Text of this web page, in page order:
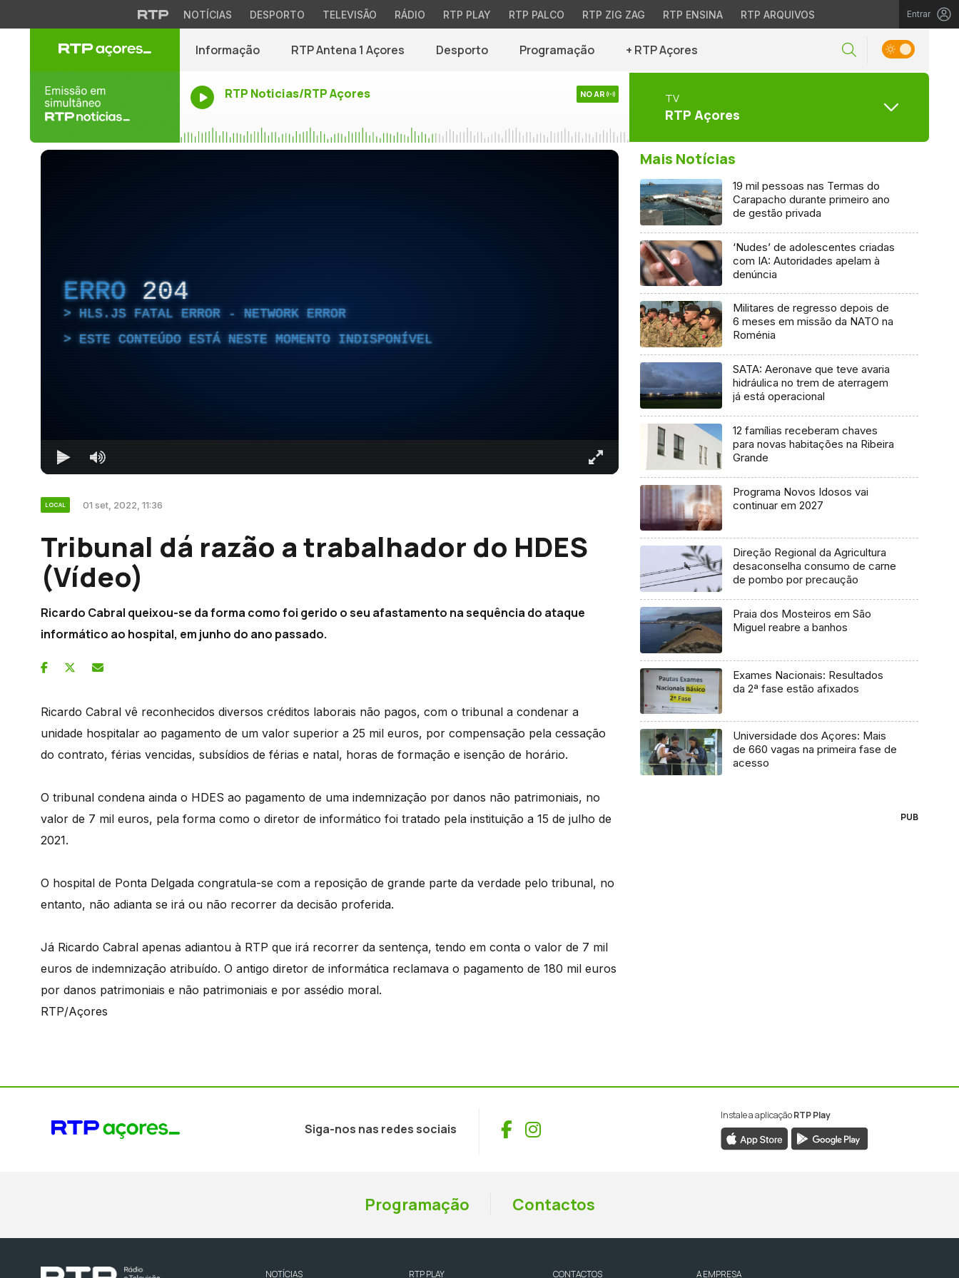
NOTÍCIAS DESPORTO TELEVISÃO RÁDIO RTP PLAY RTP PALCO RTP ZIG ZAG RTP ENSINA RTP ARQUIVOS Entrar
Informação RTP Antena 1 Açores Desporto Programação + RTP Açores
RTP Noticias/RTP Açores NO AR TV
RTP Açores
ERRO 204
HLS.JS FATAL ERROR - NETWORK ERROR
ESTE CONTEÚDO ESTÁ NESTE MOMENTO INDISPONÍVEL
LOCAL 01 set, 2022, 11:36
Tribunal dá razão a trabalhador do HDES
(Vídeo)
Ricardo Cabral queixou-se da forma como foi gerido o seu afastamento na sequência do ataque
informático ao hospital, em junho do ano passado.
Ricardo Cabral vê reconhecidos diversos créditos laborais não pagos, com o tribunal a condenar a
unidade hospitalar ao pagamento de um valor superior a 25 mil euros, por compensação pela cessação
do contrato, férias vencidas, subsídios de férias e natal, horas de formação e isenção de horário.
O tribunal condena ainda o HDES ao pagamento de uma indemnização por danos não patrimoniais, no
valor de 7 mil euros, pela forma como o diretor de informático foi tratado pela instituição a 15 de julho de
2021.
O hospital de Ponta Delgada congratula-se com a reposição de grande parte da verdade pelo tribunal, no
entanto, não adianta se irá ou não recorrer da decisão proferida.
Já Ricardo Cabral apenas adiantou à RTP que irá recorrer da sentença, tendo em conta o valor de 7 mil
euros de indemnização atribuído. O antigo diretor de informática reclamava o pagamento de 180 mil euros
por danos patrimoniais e não patrimoniais e por assédio moral.
RTP/Açores
Mais Notícias
19 mil pessoas nas Termas do
Carapacho durante primeiro ano
de gestão privada
‘Nudes’ de adolescentes criadas
com IA: Autoridades apelam à
denúncia
Militares de regresso depois de
6 meses em missão da NATO na
Roménia
SATA: Aeronave que teve avaria
hidráulica no trem de aterragem
já está operacional
12 famílias receberam chaves
para novas habitações na Ribeira
Grande
Programa Novos Idosos vai
continuar em 2027
Direção Regional da Agricultura
desaconselha consumo de carne
de pombo por precaução
Praia dos Mosteiros em São
Miguel reabre a banhos
Exames Nacionais: Resultados
da 2ª fase estão afixados
Universidade dos Açores: Mais
de 660 vagas na primeira fase de
acesso
PUB
Siga-nos nas redes sociais Facebook
Instagram
Instale a aplicaçãoRTP Play
Programação Contactos
NOTÍCIAS RTP PLAY CONTACTOS A EMPRESA